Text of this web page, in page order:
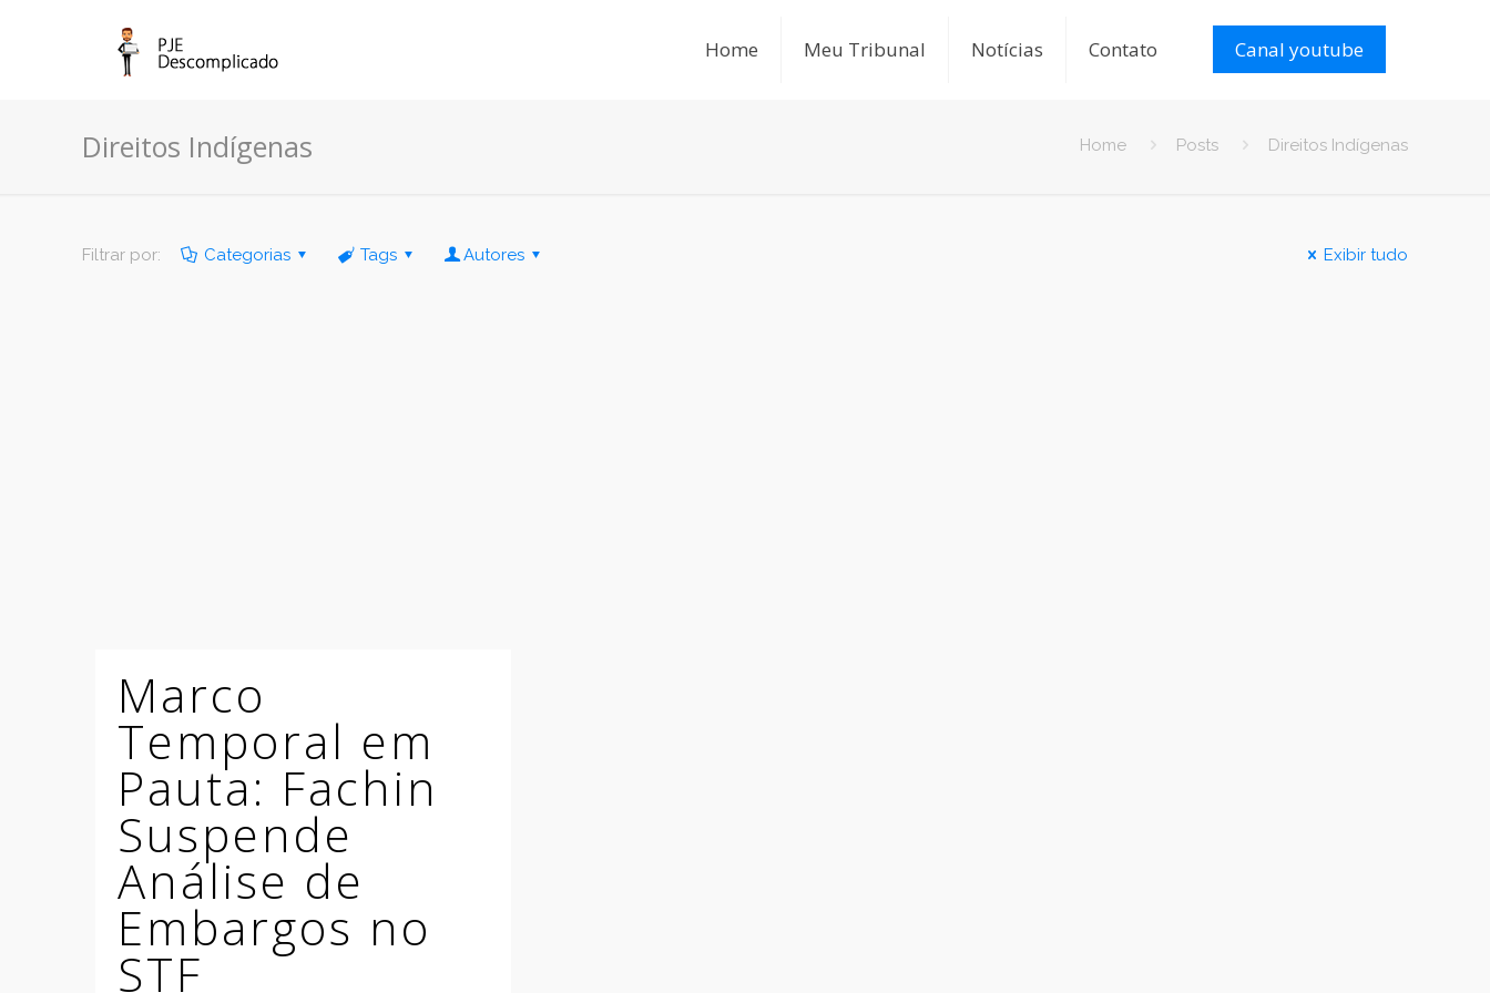
Home Meu Tribunal Notícias Contato Canal youtube
Direitos Indígenas Home Posts Direitos Indígenas
Filtrar por: Categorias Tags Autores Exibir tudo
Marco
Temporal em
Pauta: Fachin
Suspende
Análise de
Embargos no
STF